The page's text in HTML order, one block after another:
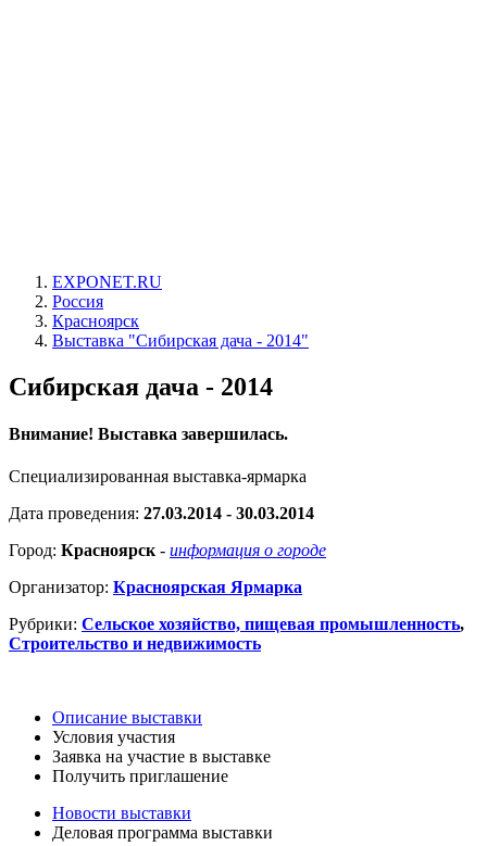
EXPONET.RU
Россия
Красноярск
Выставка "Сибирская дача - 2014"
Сибирская дача - 2014
Внимание! Выставка завершилась.
Специализированная выставка-ярмарка
Дата проведения: 27.03.2014 - 30.03.2014
Город: Красноярск - информация о городе
Организатор: Красноярская Ярмарка
Рубрики: Сельское хозяйство, пищевая промышленность,
Строительство и недвижимость
Описание выставки
Условия участия
Заявка на участие в выставке
Получить приглашение
Новости выставки
Деловая программа выставки